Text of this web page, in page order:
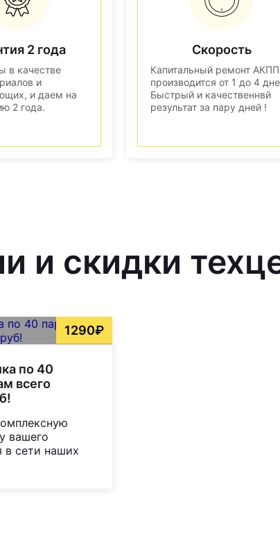
2 года
в качестве
и
и даем на
2 года.
Скорость
Капитальный ремонт АКПП
производится от 1 до 4
Быстрый и качественнвй
результат за пару дней !
и скидки
1290₽
по 40
всего
вашего
в сети наших